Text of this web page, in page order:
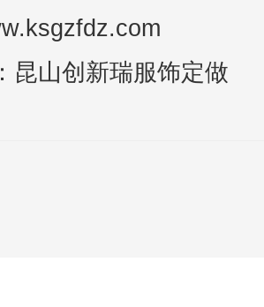
昆山创新瑞服饰定做